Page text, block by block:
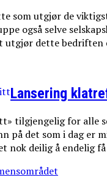
som utgjør de
også selve
utgjør dette
Lansering
tilgjengelig for alle
på det som i dag
nok deilig å endelig